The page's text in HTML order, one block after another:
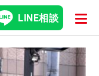
LINE相談